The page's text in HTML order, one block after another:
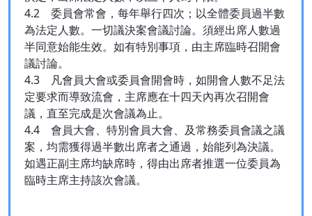
4.2 委員會常會，每年舉行四次；以全體委員過半數
為法定人數。一切議決案會議討論。須經出席人數過
半同意始能生效。如有特別事項，由主席臨時召開會
議討論。
4.3 凡會員大會或委員會開會時，如開會人數不足法
定要求而導致流會，主席應在十四天內再次召開會
議，直至完成是次會議為止。
4.4 會員大會、特別會員大會、及常務委員會議之議
案，均需獲得過半數出席者之通過，始能列為決議。
如遇正副主席均缺席時，得由出席者推選一位委員為
臨時主席主持該次會議。